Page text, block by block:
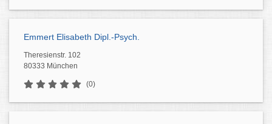
Emmert Elisabeth Dipl.-Psych.
Theresienstr. 102
80333 München
(0)